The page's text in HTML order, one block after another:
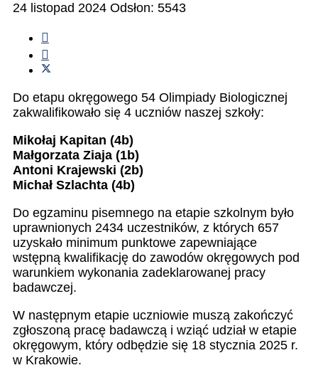
24 listopad 2024 Odsłon: 5543
Do etapu okręgowego 54 Olimpiady Biologicznej
zakwalifikowało się 4 uczniów naszej szkoły:
Mikołaj Kapitan (4b)
Małgorzata Ziaja (1b)
Antoni Krajewski (2b)
Michał Szlachta (4b)
Do egzaminu pisemnego na etapie szkolnym było
uprawnionych 2434 uczestników, z których 657
uzyskało minimum punktowe zapewniające
wstępną kwalifikację do zawodów okręgowych pod
warunkiem wykonania zadeklarowanej pracy
badawczej.
W następnym etapie uczniowie muszą zakończyć
zgłoszoną pracę badawczą i wziąć udział w etapie
okręgowym, który odbędzie się 18 stycznia 2025 r.
w Krakowie.